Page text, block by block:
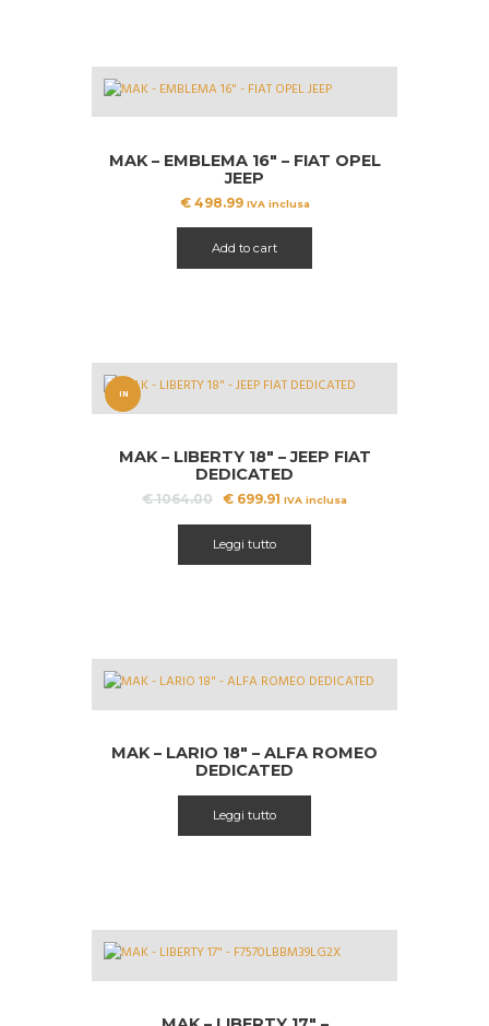
MAK – EMBLEMA 16″ – FIAT OPEL
JEEP
€498.99 IVA inclusa
Add to cart
IN
A!
MAK – LIBERTY 18″ – JEEP FIAT
DEDICATED
€1064.00 Il
era:
€ 1064.00.
€ 699.91 Il
€ 699.91.
IVA inclusa
Leggi tutto
MAK – LARIO 18″ – ALFA ROMEO
DEDICATED
Leggi tutto